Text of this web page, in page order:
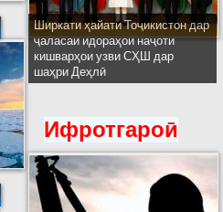
Ширкати ҳайати Тоҷикистон дар
ҷаласаи идораҳои наҷоти
кишварҳои узви СҲШ дар
шаҳри Деҳлӣ
Ифротгароӣ